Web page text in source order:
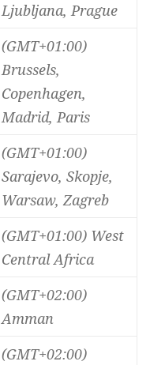
Ljubljana, Prague
(GMT+01:00)
Brussels,
Copenhagen,
Madrid, Paris
(GMT+01:00)
Sarajevo, Skopje,
Warsaw, Zagreb
(GMT+01:00) West
Central Africa
(GMT+02:00)
Amman
(GMT+02:00)